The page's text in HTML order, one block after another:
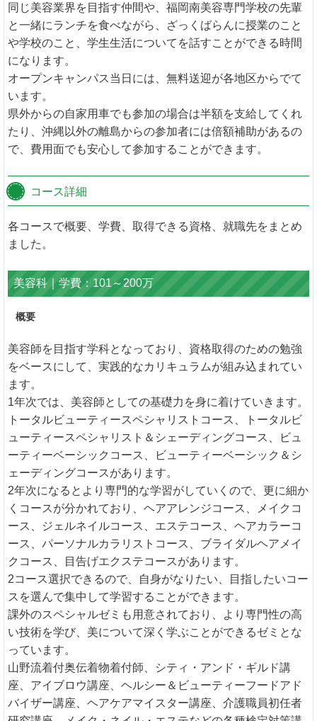
同じ美容業界を目指す仲間や、福岡南美容専門学校の先輩
と一緒にランチを食べながら、ざっくばらんに授業のこと
や学校のこと、学生生活についてを話すことができる時間
になります。
オープンキャンパス当日には、無料送迎が各地区からでて
います。
県外からの自家用車でも参加の場合は半額を支給してくれ
たり、沖縄以外の離島からの参加者には倍額補助があるの
で、費用面でも安心して参加することができます。
コース詳細
各コースで概要、学費、取得できる資格、就職先をまとめ
ました。
美容科｜学費：101～200万
概要
美容師を目指す学科となっており、資格取得のための勉強
をベースにして、実践的なカリキュラムが組み込まれてい
ます。
1年次では、美容師としての基礎力を身に着けていきます。
トータルビューティースペシャリストコース、トータルビ
ューティースペシャリスト＆シェーディングコース、ビュ
ーティーベーシックコース、ビューティーベーシック＆シ
ェーディングコースがあります。
2年次になるとより専門的な学習がしていくので、更に細か
くコースが分かれており、ヘアアレンジコース、メイクコ
ース、ジェルネイルコース、エステコース、ヘアカラーコ
ース、パーソナルカラリストコース、ブライダルヘアメイ
クコース、目告げエクステコースがあります。
2コース選択できるので、自身がなりたい、目指したいコー
スを選んで集中して学習することができます。
課外のスペシャルゼミも用意されており、より専門性の高
い技術を学び、美について深く学ぶことができるゼミとな
っています。
山野流着付奥伝着物着付師、シティ・アンド・ギルド講
座、アイブロウ講座、ヘルシー＆ビューティーフードアド
バイザー講座、ヘアケアマイスター講座、介護職員初任者